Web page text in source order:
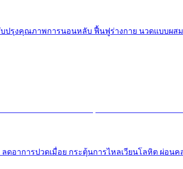
รับปรุงคุณภาพการนอนหลับ ฟื้นฟูร่างกาย นวดแบบผ
ลดอาการปวดเมื่อย กระตุ้นการไหลเวียนโลหิต ผ่อน